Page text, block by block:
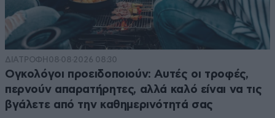
ΔΙΑΤΡΟΦΗ 08·08·2026 08:30
Ογκολόγοι προειδοποιούν: Αυτές οι τροφές,
περνούν απαρατήρητες, αλλά καλό είναι να τις
βγάλετε από την καθημερινότητά σας